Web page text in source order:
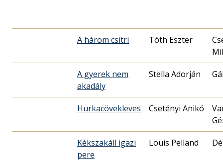
A három csitri Tóth Eszter
A gyerek nem
akadály
Stella Adorján
Hurkacövekleves Csetényi Anikó
Kékszakáll igazi
pere
Louis Pelland